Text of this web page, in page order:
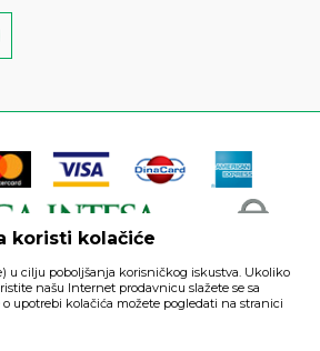
koristi kolačiće
u cilju poboljšanja korisničkog iskustva. Ukoliko
našu Internet prodavnicu slažete se sa
upotrebi kolačića možete pogledati na stranici